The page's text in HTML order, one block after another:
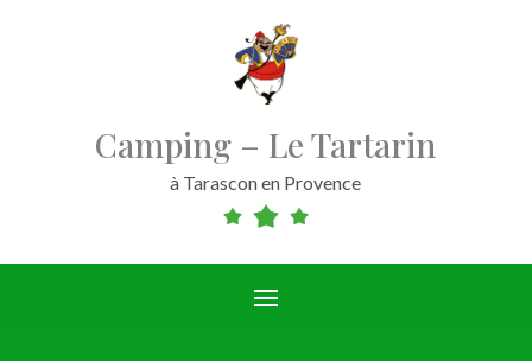
Camping – Le Tartarin
à Tarascon en Provence